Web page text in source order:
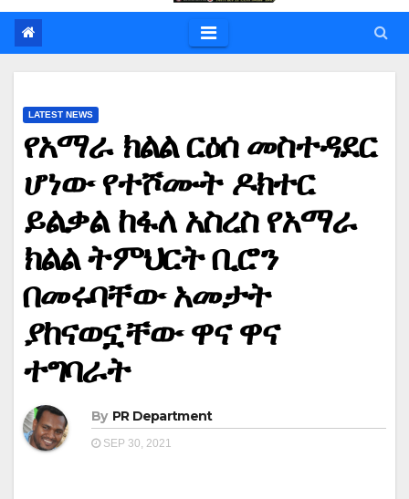
LATEST NEWS
የአማራ ክልል ርዕሰ መስተዳደር
ሆነው የተሾሙት ዶክተር
ይልቃል ከፋለ አስረስ የአማራ
ክልል ትምህርት ቢሮን
በመሩባቸው አመታት
ያከናወኗቸው ዋና ዋና
ተግባራት
By PR Department
SEP 30, 2021